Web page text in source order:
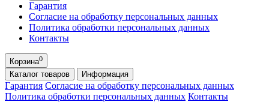
Гарантия
Согласие на обработку персональных данных
Политика обработки персональных данных
Контакты
Корзина0
Каталог товаров Информация
Гарантия Согласие на обработку персональных данных
Политика обработки персональных данных Контакты